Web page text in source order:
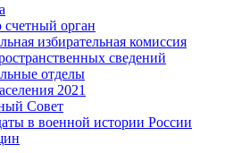
счетный орган
избирательная комиссия
сведений
отделы
2021
Совет
в военной истории России